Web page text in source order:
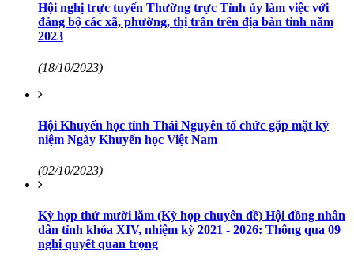
Hội nghị trực tuyến Thường trực Tỉnh ủy làm việc với
đảng bộ các xã, phường, thị trấn trên địa bàn tỉnh năm
2023
(18/10/2023)
Hội Khuyến học tỉnh Thái Nguyên tổ chức gặp mặt kỷ
niệm Ngày Khuyến học Việt Nam
(02/10/2023)
Kỳ họp thứ mười lăm (Kỳ họp chuyên đề) Hội đồng nhân
dân tỉnh khóa XIV, nhiệm kỳ 2021 - 2026: Thông qua 09
nghị quyết quan trọng